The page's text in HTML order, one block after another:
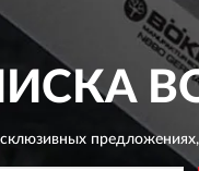
предложениях,